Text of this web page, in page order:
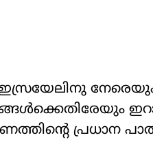
ഇസ്രയേലിനു
പ്രധാന